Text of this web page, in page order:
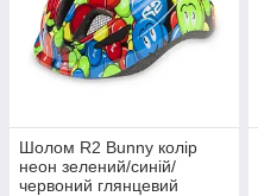
Шолом R2 Bunny колір
неон зелений/синій/
червоний глянцевий